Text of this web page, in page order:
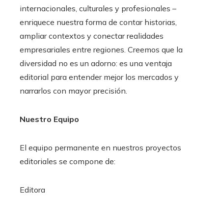
internacionales, culturales y profesionales –
enriquece nuestra forma de contar historias,
ampliar contextos y conectar realidades
empresariales entre regiones. Creemos que la
diversidad no es un adorno: es una ventaja
editorial para entender mejor los mercados y
narrarlos con mayor precisión.
Nuestro Equipo
El equipo permanente en nuestros proyectos
editoriales se compone de:
Editora